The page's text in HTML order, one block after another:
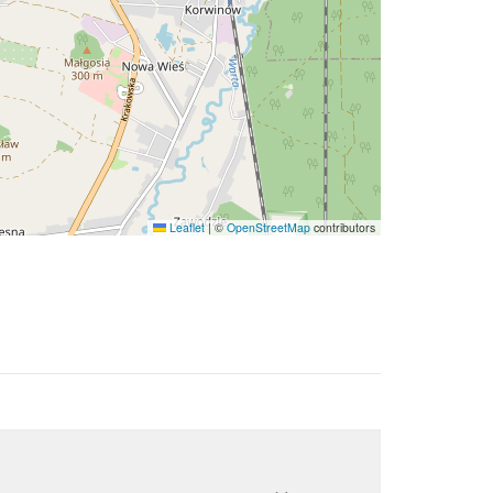
Leaflet |©OpenStreetMap contributors